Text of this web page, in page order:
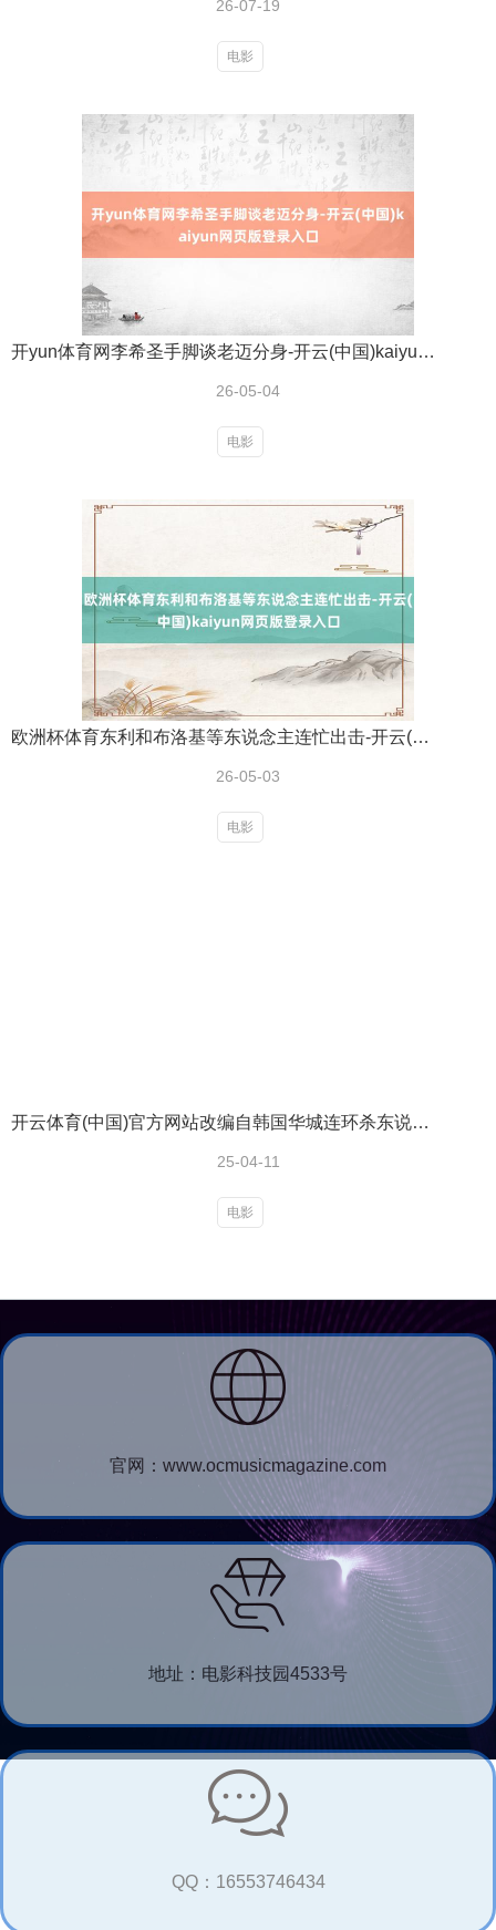
26-07-19
电影
开yun体育网李希圣手脚谈老迈分身-开云(中国)kaiyun网页版登录入口
26-05-04
电影
欧洲杯体育东利和布洛基等东说念主连忙出击-开云(中国)kaiyun网页版登录入口
26-05-03
电影
开云体育(中国)官方网站改编自韩国华城连环杀东说念主案（韩国三大奇案之一）-开云(中国)kaiyun网页版登录入口
25-04-11
电影
官网：www.ocmusicmagazine.com
地址：电影科技园4533号
QQ：16553746434